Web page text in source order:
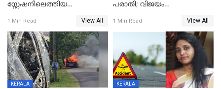
സ്റ്റേഷനിലെത്തിയ
കരണത്തടിച്ചു; CC ടിവി
ദൃശ്യങ്ങൾ പുറത്ത്
1 Min Read View All
പരാതി; വിജയം
വാർഡിലെ എൽഡിഎഫ്
സ്ഥാനാർത്ഥി
1 Min Read View All
KERALA KERALA